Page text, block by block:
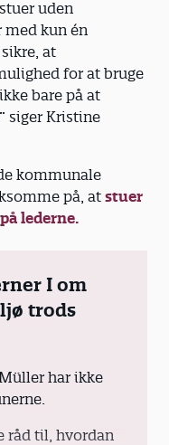
uden
med kun én
at
for at bruge
bare på at
siger Kristine
kommunale
på, at stuer
lederne.
I om
trods
har ikke
råd til, hvordan